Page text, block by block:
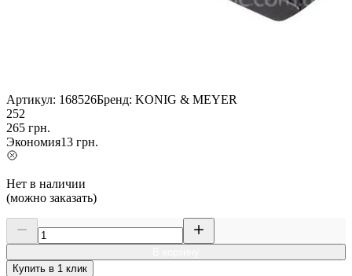
Артикул: 168526Бренд: KONIG & MEYER
252
265 грн.
Экономия13 грн.
Нет в наличии
(можно заказать)
Купить в 1 клик